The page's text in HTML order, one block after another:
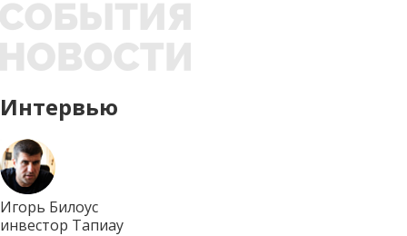
Интервью
Игорь Билоус
инвестор Тапиау